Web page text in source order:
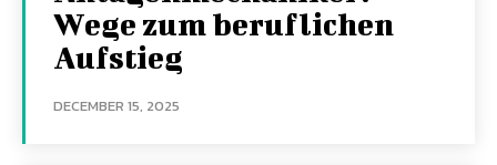
Wege zum beruflichen
Aufstieg
DECEMBER 15, 2025